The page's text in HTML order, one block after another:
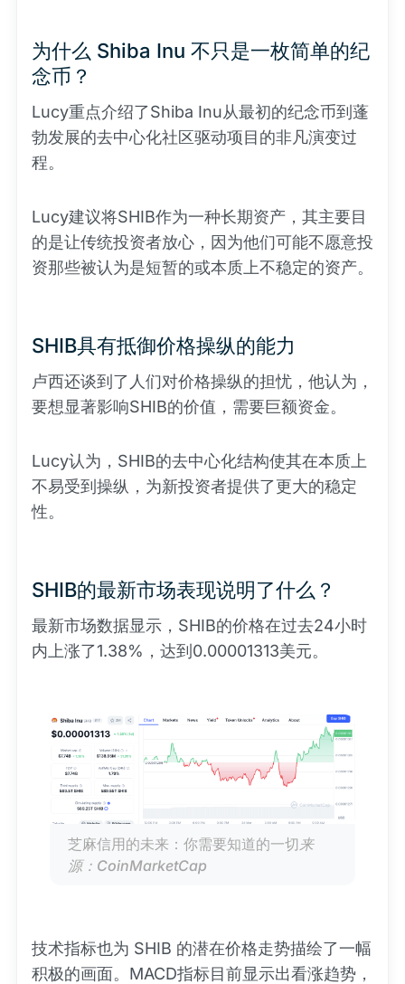
为什么 Shiba Inu 不只是一枚简单的纪
念币？
Lucy重点介绍了Shiba Inu从最初的纪念币到蓬
勃发展的去中心化社区驱动项目的非凡演变过
程。
Lucy建议将SHIB作为一种长期资产，其主要目
的是让传统投资者放心，因为他们可能不愿意投
资那些被认为是短暂的或本质上不稳定的资产。
SHIB具有抵御价格操纵的能力
卢西还谈到了人们对价格操纵的担忧，他认为，
要想显著影响SHIB的价值，需要巨额资金。
Lucy认为，SHIB的去中心化结构使其在本质上
不易受到操纵，为新投资者提供了更大的稳定
性。
SHIB的最新市场表现说明了什么？
最新市场数据显示，SHIB的价格在过去24小时
内上涨了1.38%，达到0.00001313美元。
芝麻信用的未来：你需要知道的一切来
源：CoinMarketCap
技术指标也为 SHIB 的潜在价格走势描绘了一幅
积极的画面。MACD指标目前显示出看涨趋势，